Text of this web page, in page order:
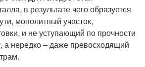
в результате чего образуется
монолитный участок,
и не уступающий по прочности
а нередко – даже превосходящий